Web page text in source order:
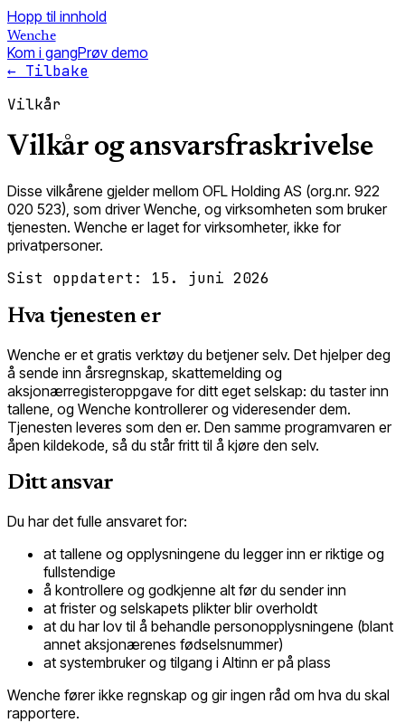
Hopp til innhold
Wenche
Kom i gangPrøv demo
← Tilbake
Vilkår
Vilkår og ansvarsfraskrivelse
Disse vilkårene gjelder mellom OFL Holding AS (org.nr. 922
020 523), som driver Wenche, og virksomheten som bruker
tjenesten. Wenche er laget for virksomheter, ikke for
privatpersoner.
Sist oppdatert: 15. juni 2026
Hva tjenesten er
Wenche er et gratis verktøy du betjener selv. Det hjelper deg
å sende inn årsregnskap, skattemelding og
aksjonærregisteroppgave for ditt eget selskap: du taster inn
tallene, og Wenche kontrollerer og videresender dem.
Tjenesten leveres som den er. Den samme programvaren er
åpen kildekode, så du står fritt til å kjøre den selv.
Ditt ansvar
Du har det fulle ansvaret for:
at tallene og opplysningene du legger inn er riktige og
fullstendige
å kontrollere og godkjenne alt før du sender inn
at frister og selskapets plikter blir overholdt
at du har lov til å behandle personopplysningene (blant
annet aksjonærenes fødselsnummer)
at systembruker og tilgang i Altinn er på plass
Wenche fører ikke regnskap og gir ingen råd om hva du skal
rapportere.